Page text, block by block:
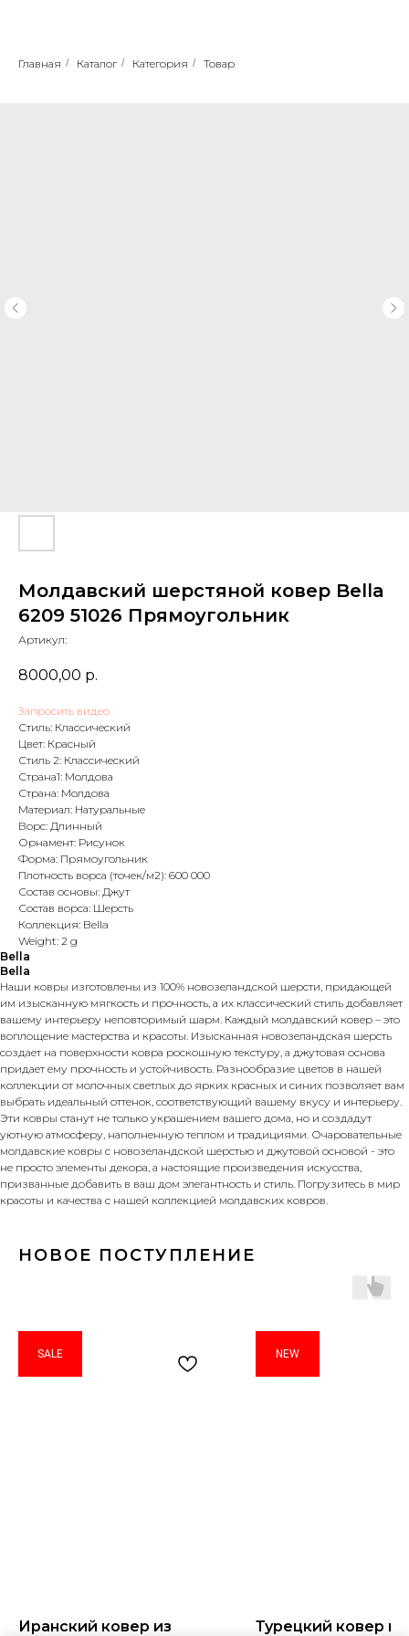
Главная / Каталог / Категория / Товар
Молдавский шерстяной ковер Bella
6209 51026 Прямоугольник
Артикул:
8000,00 р.
Запросить видео
Стиль: Классический
Цвет: Красный
Стиль 2: Классический
Страна1: Молдова
Страна: Молдова
Материал: Натуральные
Ворс: Длинный
Орнамент: Рисунок
Форма: Прямоугольник
Плотность ворса (точек/м2): 600 000
Состав основы: Джут
Состав ворса: Шерсть
Коллекция: Bella
Weight: 2 g
Bella
Bella
Наши ковры изготовлены из 100% новозеландской шерсти, придающей
им изысканную мягкость и прочность, а их классический стиль добавляет
вашему интерьеру неповторимый шарм. Каждый молдавский ковер – это
воплощение мастерства и красоты. Изысканная новозеландская шерсть
создает на поверхности ковра роскошную текстуру, а джутовая основа
придает ему прочность и устойчивость. Разнообразие цветов в нашей
коллекции от молочных светлых до ярких красных и синих позволяет вам
выбрать идеальный оттенок, соответствующий вашему вкусу и интерьеру.
Эти ковры станут не только украшением вашего дома, но и создадут
уютную атмосферу, наполненную теплом и традициями. Очаровательные
молдавские ковры с новозеландской шерстью и джутовой основой - это
не просто элементы декора, а настоящие произведения искусства,
призванные добавить в ваш дом элегантность и стиль. Погрузитесь в мир
красоты и качества с нашей коллекцией молдавских ковров.
НОВОЕ ПОСТУПЛЕНИЕ
SALE
Иранский ковер из
NEW
Турецкий ковер из